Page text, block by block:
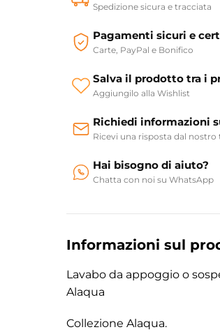
Spedizione sicura e tracciata
Pagamenti sicuri e
Carte, PayPal e Bonifico
Salva il prodotto tra i
Aggiungilo alla Wishlist
Richiedi informazioni
Ricevi una risposta dal nostro
Hai bisogno di aiuto?
Chatta con noi su WhatsApp
Informazioni sul
Lavabo da appoggio o
Alaqua
Collezione Alaqua.